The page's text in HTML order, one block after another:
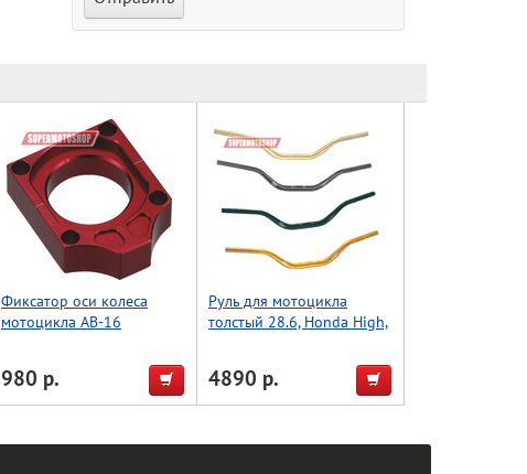
Фиксатор оси колеса
мотоцикла AB-16
980 р.
Руль для мотоцикла
толстый 28.6, Honda High,
4890 р.